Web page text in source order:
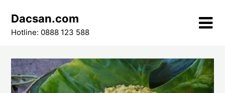
content
Dacsan.com
Hotline: 0888 123 588